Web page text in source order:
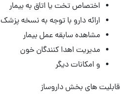
اختصاص تخت یا اتاق به بیمار
ارائه دارو با توجه به نسخه پزشک
مشاهده سابقه عمل بیمار
مدیریت اهدا کنندگان خون
و امکانات دیگر
قابلیت های بخش داروساز